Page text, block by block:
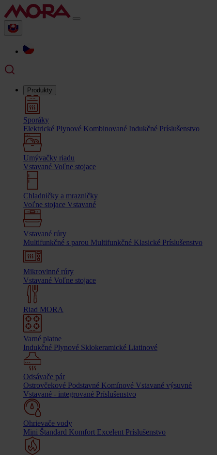
Produkty
Sporáky
Elektrické Plynové Kombinované Indukčné Príslušenstvo
Umývačky riadu
Vstavané Voľne stojace
Chladničky a mrazničky
Voľne stojace Vstavané
Vstavané rúry
Multifunkčné s parou Multifunkčné Klasické Príslušenstvo
Mikrovlnné rúry
Vstavané Voľne stojace
Riad MORA
Varné platne
Indukčné Plynové Sklokeramické Liatinové
Odsávače pár
Ostrovčekové Podstavné Komínové Vstavané výsuvné
Vstavané - integrované Príslušenstvo
Ohrievače vody
Mini Štandard Komfort Excelent Príslušenstvo